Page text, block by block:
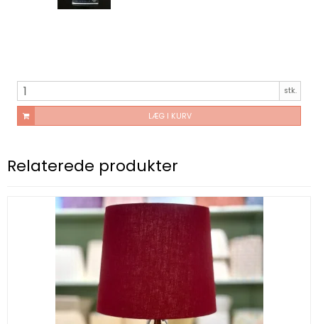
stk.
LÆG I KURV
Relaterede produkter